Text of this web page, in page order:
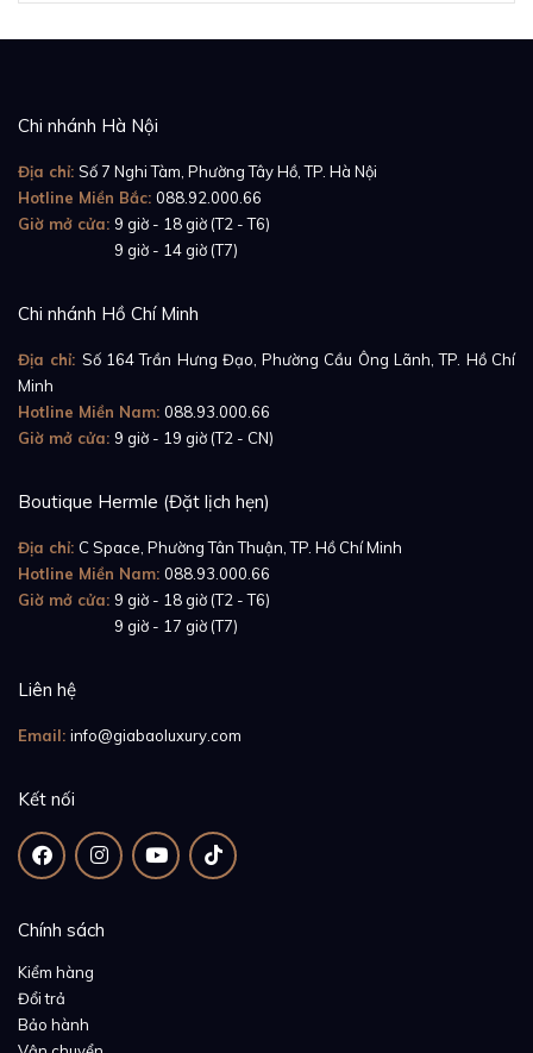
Chi nhánh Hà Nội
Địa chỉ: Số 7 Nghi Tàm, Phường Tây Hồ, TP. Hà Nội
Hotline Miền Bắc: 088.92.000.66
Giờ mở cửa: 9 giờ - 18 giờ (T2 - T6)
9 giờ - 14 giờ (T7)
Chi nhánh Hồ Chí Minh
Địa chỉ: Số 164 Trần Hưng Đạo, Phường Cầu Ông Lãnh, TP. Hồ Chí
Minh
Hotline Miền Nam: 088.93.000.66
Giờ mở cửa: 9 giờ - 19 giờ (T2 - CN)
Boutique Hermle (Đặt lịch hẹn)
Địa chỉ: C Space, Phường Tân Thuận, TP. Hồ Chí Minh
Hotline Miền Nam: 088.93.000.66
Giờ mở cửa: 9 giờ - 18 giờ (T2 - T6)
9 giờ - 17 giờ (T7)
Liên hệ
Email: info@giabaoluxury.com
Kết nối
Chính sách
Kiểm hàng
Đổi trả
Bảo hành